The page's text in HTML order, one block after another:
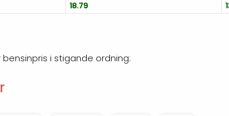
18.79
i stigande ordning: